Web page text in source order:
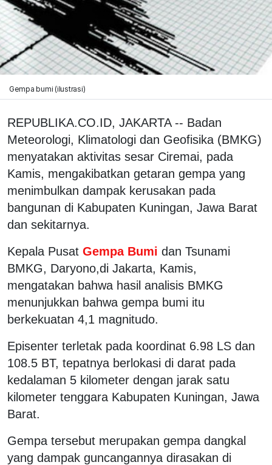
Gempa bumi (ilustrasi)
REPUBLIKA.CO.ID, JAKARTA -- Badan
Meteorologi, Klimatologi dan Geofisika (BMKG)
menyatakan aktivitas sesar Ciremai, pada
Kamis, mengakibatkan getaran gempa yang
menimbulkan dampak kerusakan pada
bangunan di Kabupaten Kuningan, Jawa Barat
dan sekitarnya.
Kepala Pusat Gempa Bumi dan Tsunami
BMKG, Daryono,di Jakarta, Kamis,
mengatakan bahwa hasil analisis BMKG
menunjukkan bahwa gempa bumi itu
berkekuatan 4,1 magnitudo.
Episenter terletak pada koordinat 6.98 LS dan
108.5 BT, tepatnya berlokasi di darat pada
kedalaman 5 kilometer dengan jarak satu
kilometer tenggara Kabupaten Kuningan, Jawa
Barat.
Gempa tersebut merupakan gempa dangkal
yang dampak guncangannya dirasakan di